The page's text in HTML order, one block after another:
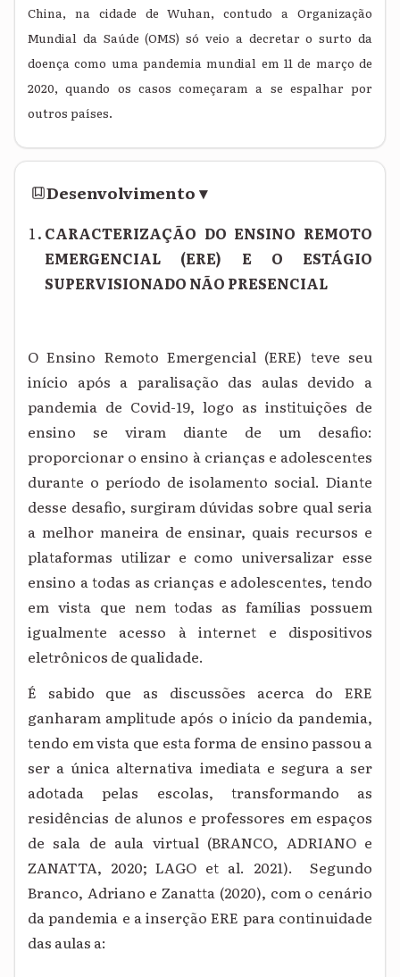
China, na cidade de Wuhan, contudo a Organização
Mundial da Saúde (OMS) só veio a decretar o surto da
doença como uma pandemia mundial em 11 de março de
2020, quando os casos começaram a se espalhar por
outros países.
Desenvolvimento▾
CARACTERIZAÇÃO DO ENSINO REMOTO
EMERGENCIAL (ERE) E O ESTÁGIO
SUPERVISIONADO NÃO PRESENCIAL
O Ensino Remoto Emergencial (ERE) teve seu
início após a paralisação das aulas devido a
pandemia de Covid-19, logo as instituições de
ensino se viram diante de um desafio:
proporcionar o ensino à crianças e adolescentes
durante o período de isolamento social. Diante
desse desafio, surgiram dúvidas sobre qual seria
a melhor maneira de ensinar, quais recursos e
plataformas utilizar e como universalizar esse
ensino a todas as crianças e adolescentes, tendo
em vista que nem todas as famílias possuem
igualmente acesso à internet e dispositivos
eletrônicos de qualidade.
É sabido que as discussões acerca do ERE
ganharam amplitude após o início da pandemia,
tendo em vista que esta forma de ensino passou a
ser a única alternativa imediata e segura a ser
adotada pelas escolas, transformando as
residências de alunos e professores em espaços
de sala de aula virtual (BRANCO, ADRIANO e
ZANATTA, 2020; LAGO et al. 2021). Segundo
Branco, Adriano e Zanatta (2020), com o cenário
da pandemia e a inserção ERE para continuidade
das aulas a: